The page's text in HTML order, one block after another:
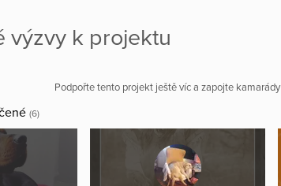
výzvy k projektu
Podpořte tento projekt ještě víc a zapojte kamarády
(6)